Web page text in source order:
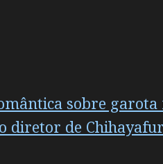
sobre
diretor de